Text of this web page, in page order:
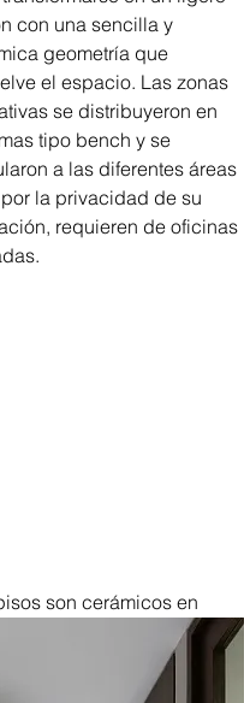
con una sencilla y
geometría que
el espacio. Las zonas
se distribuyeron en
tipo bench y se
a las diferentes áreas
la privacidad de su
requieren de oficinas
son cerámicos en